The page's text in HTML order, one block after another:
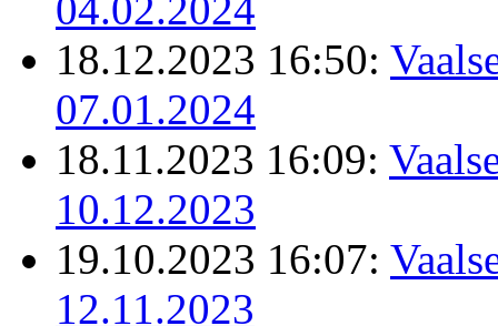
18.12.2023 16:50:
07.01.2024
18.11.2023 16:09:
10.12.2023
19.10.2023 16:07:
12.11.2023